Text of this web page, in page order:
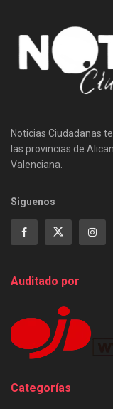
Noticias Ciudadanas
las provincias de
Valenciana.
Siguenos
Auditado por
Categorías